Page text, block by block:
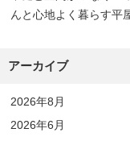
んと心地よく暮らす平
アーカイブ
2026年8月
2026年6月